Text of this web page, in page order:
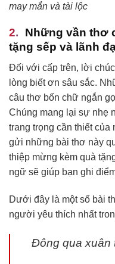
may mắn và tài lộc
Những vần thơ
tặng sếp và lãnh
Đối với cấp trên, lời
lòng biết ơn sâu sắc.
câu thơ bốn chữ ngắn
Chúng mang lại sự nhẹ
trang trọng cần thiết của
gửi những bài thơ này
thiệp mừng kèm quà
ngữ sẽ giúp bạn ghi
Dưới đây là một số bài
người yêu thích nhất
Đông qua xuân